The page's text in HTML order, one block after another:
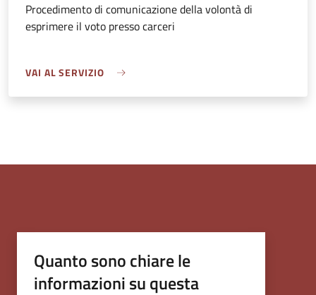
Procedimento di comunicazione della volontà di
esprimere il voto presso carceri
VAI AL SERVIZIO
Quanto sono chiare le
informazioni su questa